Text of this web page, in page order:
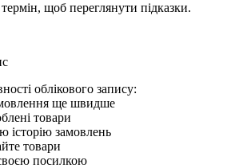
щоб переглянути підказки.
облікового запису:
ще швидше
товари
історію замовлень
товари
посилкою